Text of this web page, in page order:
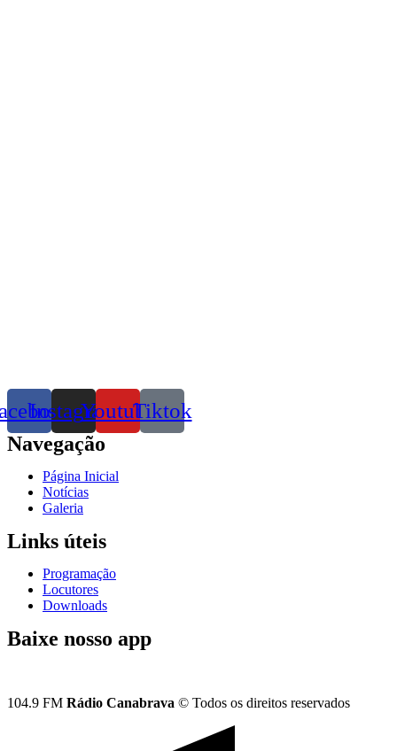
InstagramYoutubeTiktok
Navegação
Página Inicial
Notícias
Galeria
Links úteis
Programação
Locutores
Downloads
Baixe nosso app
104.9 FM Rádio Canabrava © Todos os direitos reservados